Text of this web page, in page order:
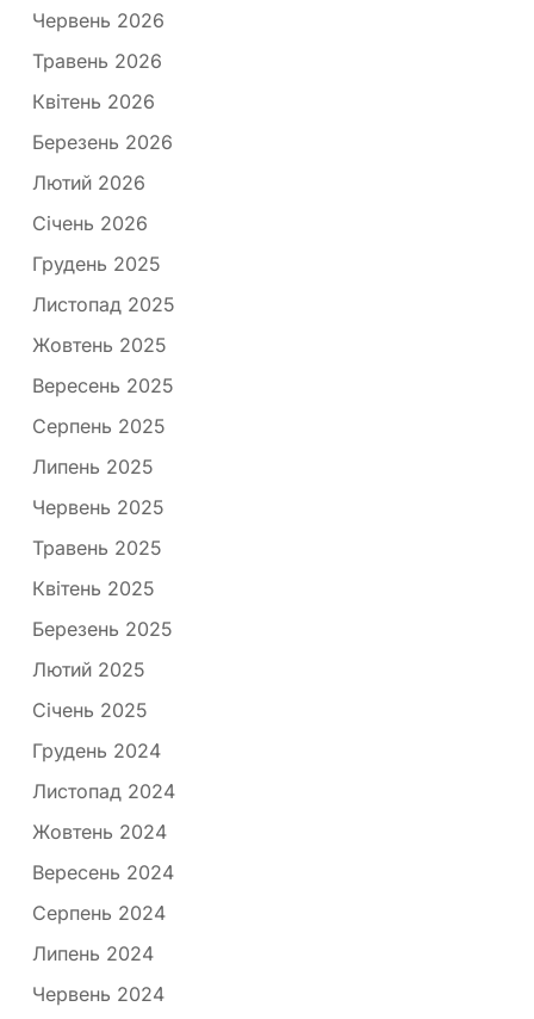
Червень 2026
Травень 2026
Квітень 2026
Березень 2026
Лютий 2026
Січень 2026
Грудень 2025
Листопад 2025
Жовтень 2025
Вересень 2025
Серпень 2025
Липень 2025
Червень 2025
Травень 2025
Квітень 2025
Березень 2025
Лютий 2025
Січень 2025
Грудень 2024
Листопад 2024
Жовтень 2024
Вересень 2024
Серпень 2024
Липень 2024
Червень 2024